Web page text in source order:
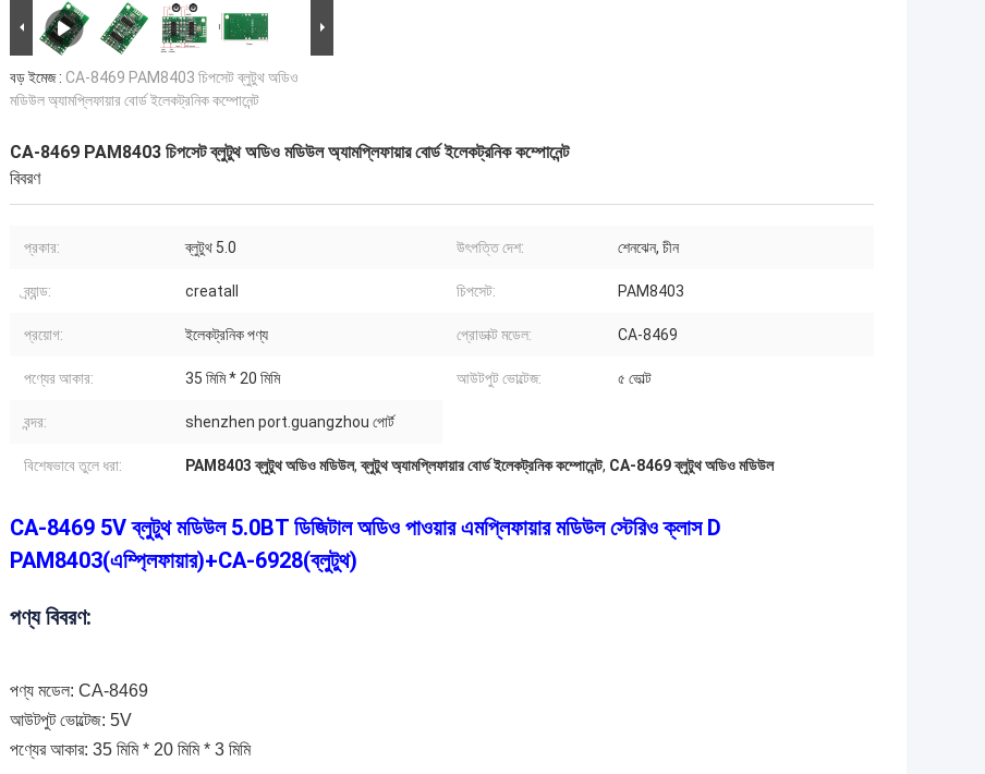
বড় ইমেজ : CA-8469 PAM8403 চিপসেট ব্লুটুথ অডিও
মডিউল অ্যামপ্লিফায়ার বোর্ড ইলেকট্রনিক কম্পোনেন্ট
CA-8469 PAM8403 চিপসেট ব্লুটুথ অডিও মডিউল অ্যামপ্লিফায়ার বোর্ড ইলেকট্রনিক কম্পোনেন্ট
বিবরণ
প্রকার: ব্লুটুথ 5.0 উৎপত্তি দেশ: শেনঝেন, চীন
ব্র্যান্ড: creatall চিপসেট: PAM8403
প্রয়োগ: ইলেকট্রনিক পণ্য প্রোডাক্ট মডেল: CA-8469
পণ্যের আকার: 35 মিমি * 20 মিমি আউটপুট ভোল্টেজ: ৫ ভোল্ট
বন্দর: shenzhen port.guangzhou পোর্ট
বিশেষভাবে তুলে ধরা: PAM8403 ব্লুটুথ অডিও মডিউল,ব্লুটুথ অ্যামপ্লিফায়ার বোর্ড ইলেকট্রনিক কম্পোনেন্ট, CA-8469 ব্লুটুথ অডিও মডিউল
CA-8469 5V ব্লুটুথ মডিউল 5.0BT ডিজিটাল অডিও পাওয়ার এমপ্লিফায়ার মডিউল স্টেরিও ক্লাস D
PAM8403(এম্প্লিফায়ার)+CA-6928(ব্লুটুথ)
পণ্য বিবরণ:
পণ্য মডেল: CA-8469
আউটপুট ভোল্টেজ: 5V
পণ্যের আকার: 35 মিমি * 20 মিমি * 3 মিমি